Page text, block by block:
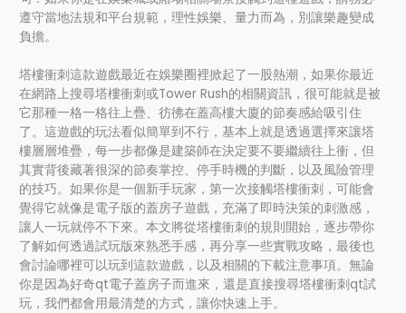
遵守當地法規和平台規範，理性娛樂、量力而為，別讓樂趣變成
負擔。
塔樓衝刺這款遊戲最近在娛樂圈裡掀起了一股熱潮，如果你最近
在網路上搜尋塔樓衝刺或Tower Rush的相關資訊，很可能就是被
它那種一格一格往上疊、彷彿在蓋高樓大廈的節奏感給吸引住
了。這遊戲的玩法看似簡單到不行，基本上就是透過選擇來讓塔
樓層層堆疊，每一步都像是建築師在決定要不要繼續往上衝，但
其實背後藏著很深的節奏掌控、停手時機的判斷，以及風險管理
的技巧。如果你是一個新手玩家，第一次接觸塔樓衝刺，可能會
覺得它就像是電子版的蓋房子遊戲，充滿了即時決策的刺激感，
讓人一玩就停不下來。本文將從塔樓衝刺的規則開始，逐步帶你
了解如何透過試玩版來熟悉手感，再分享一些實戰攻略，最後也
會討論哪裡可以玩到這款遊戲，以及相關的下載注意事項。無論
你是因為好奇qt電子蓋房子而進來，還是直接搜尋塔樓衝刺qt試
玩，我們都會用最清楚的方式，讓你快速上手。